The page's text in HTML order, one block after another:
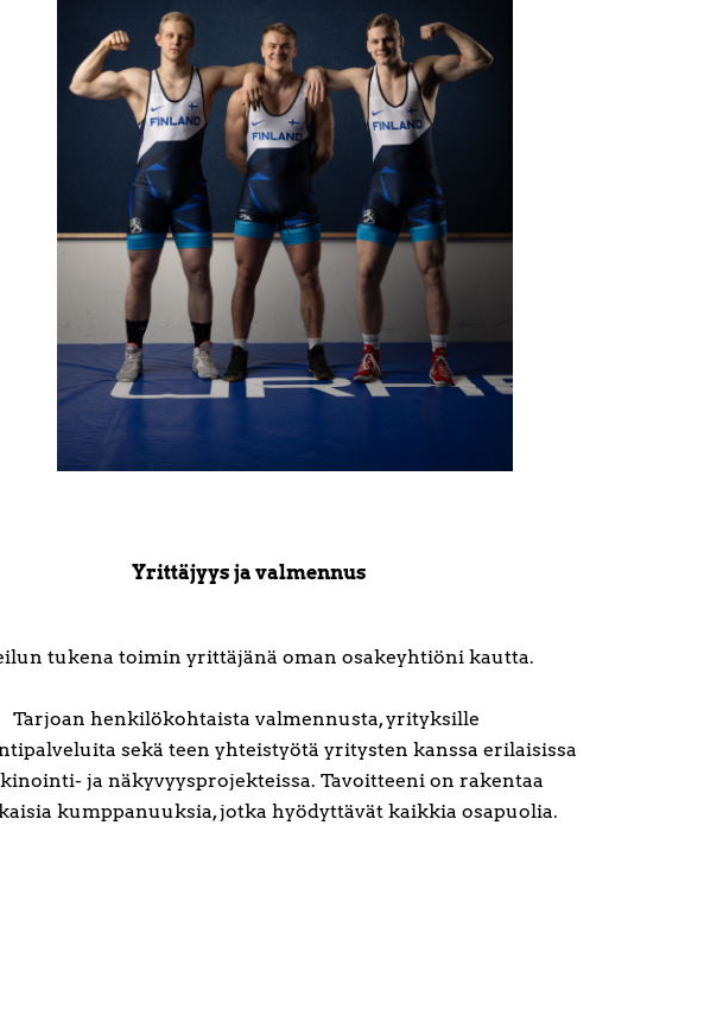
Yrittäjyys ja valmennus
tukena toimin yrittäjänä oman osakeyhtiöni kautta.
Tarjoan henkilökohtaista valmennusta, yrityksille
sekä teen yhteistyötä yritysten kanssa erilaisissa
ja näkyvyysprojekteissa. Tavoitteeni on rakentaa
kumppanuuksia, jotka hyödyttävät kaikkia osapuolia.